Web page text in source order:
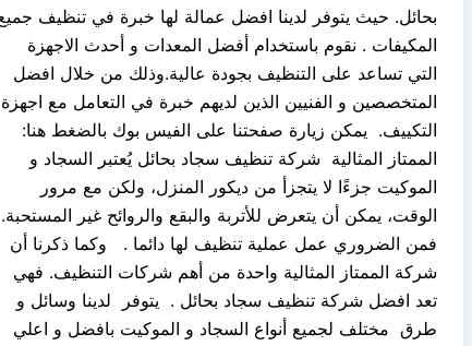
بحائل. حيث يتوفر لدينا افضل عمالة لها خبرة في تنظيف
المكيفات . نقوم باستخدام أفضل المعدات و أحدث الاجهزة
التي تساعد على التنظيف بجودة عالية.وذلك من خلال افضل
المتخصصين و الفنيين الذين لديهم خبرة في التعامل مع اجهزة
التكييف. يمكن زيارة صفحتنا على الفيس بوك بالضغط هنا:
الممتاز المثالية شركة تنظيف سجاد بحائل يُعتبر السجاد و
الموكيت جزءًا لا يتجزأ من ديكور المنزل، ولكن مع مرور
الوقت، يمكن أن يتعرض للأتربة والبقع والروائح غير المستحبة.
فمن الضروري عمل عملية تنظيف لها دائما . وكما ذكرنا أن
شركة الممتاز المثالية واحدة من أهم شركات التنظيف. فهي
تعد افضل شركة تنظيف سجاد بحائل . يتوفر لدينا وسائل و
طرق مختلف لجميع أنواع السجاد و الموكيت بافضل و اعلي